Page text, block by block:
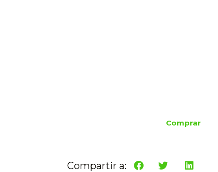
Comprar
Compartir a: